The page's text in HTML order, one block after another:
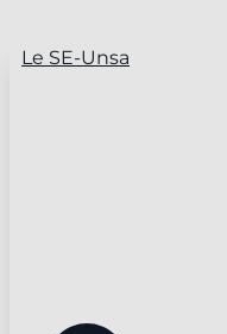
Le SE-Unsa